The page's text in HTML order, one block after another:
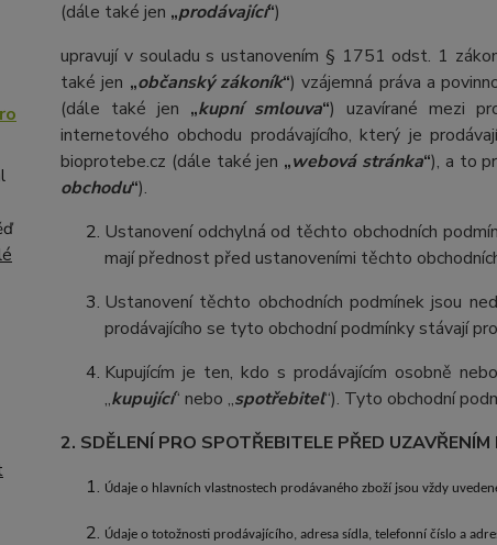
(dále také jen „prodávající“)
upravují v souladu s ustanovením § 1751 odst. 1
také jen „občanský zákoník“) vzájemná práva a
(dále také jen „kupní smlouva“) uzavírané mezi
internetového obchodu prodávajícího, který je
bioprotebe.cz (dále také jen „webová stránka“), a to
obchodu“).
Ustanovení odchylná od těchto obchodních
mají přednost před ustanoveními těchto
Ustanovení těchto obchodních podmínek jsou
prodávajícího se tyto obchodní podmínky stávají
Kupujícím je ten, kdo s prodávajícím osobně
„kupující“ nebo „spotřebitel“). Tyto obchodní
2. SDĚLENÍ PRO SPOTŘEBITELE PŘED
Údaje o hlavních vlastnostech prodávaného zboží jsou vždy
Údaje o totožnosti prodávajícího, adresa sídla, telefonní číslo a